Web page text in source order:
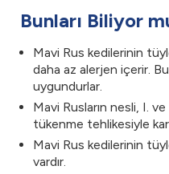
Bunları Biliyor
Mavi Rus kedilerinin
daha az alerjen içerir.
uygundurlar.
Mavi Rusların nesli, I. ve
tükenme tehlikesiyle
Mavi Rus kedilerinin
vardır.